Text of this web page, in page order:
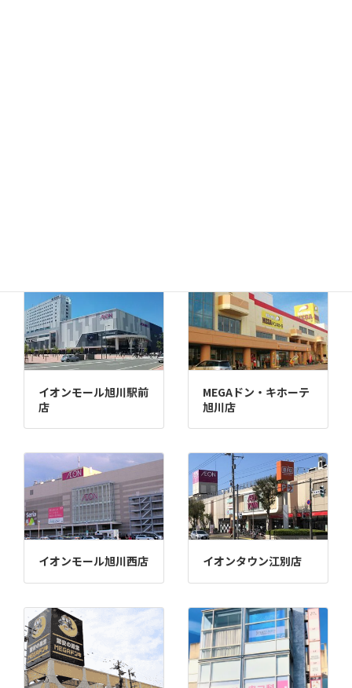
イオンモール旭川駅前
店
MEGAドン・キホーテ
旭川店
イオンモール旭川西店 イオンタウン江別店